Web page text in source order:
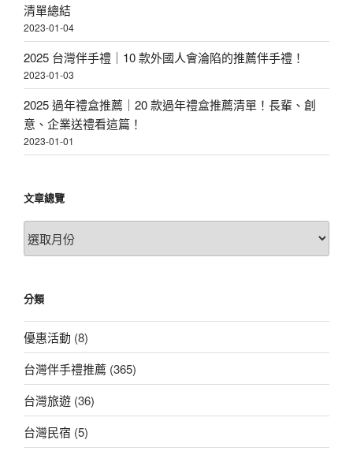
清單總結
2023-01-04
2025 台灣伴手禮｜10 款外國人會淪陷的推薦伴手禮！
2023-01-03
2025 過年禮盒推薦｜20 款過年禮盒推薦清單！長輩、創
意、企業送禮看這篇！
2023-01-01
文章總覽
文
章
分類
優惠活動 (8)
台灣伴手禮推薦 (365)
台灣旅遊 (36)
台灣民宿 (5)